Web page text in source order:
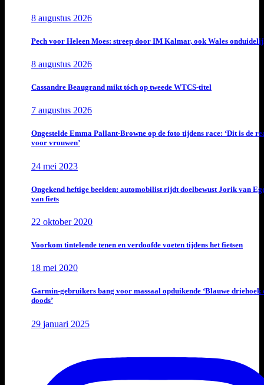
8 augustus 2026
Pech voor Heleen Moes: streep door IM Kalmar, ook Wales
8 augustus 2026
Cassandre Beaugrand mikt tóch op tweede WTCS-titel
7 augustus 2026
Ongestelde Emma Pallant-Browne op de foto tijdens race: ‘Dit is de
voor vrouwen’
24 mei 2023
Ongekend heftige beelden: automobilist rijdt doelbewust Jorik van
van fiets
22 oktober 2020
Voorkom tintelende tenen en verdoofde voeten tijdens het fietsen
18 mei 2020
Garmin-gebruikers bang voor massaal opduikende ‘Blauwe driehoek
doods’
29 januari 2025